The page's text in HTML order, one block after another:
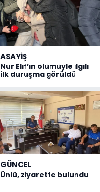
ASAYİŞ
Nur Elif’in ölümüyle ilgili
ilk duruşma görüldü
GÜNCEL
Ünlü, ziyarette bulundu